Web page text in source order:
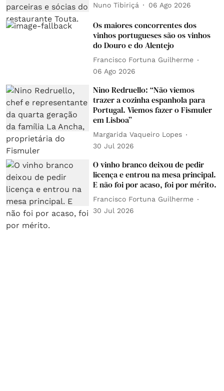
Nuno Tibiriçá 06 Ago 2026
Os maiores concorrentes dos
vinhos portugueses são os vinhos
do Douro e do Alentejo
Francisco Fortuna Guilherme
06 Ago 2026
Nino Redruello: “Não viemos
trazer a cozinha espanhola para
Portugal. Viemos fazer o Fismuler
em Lisboa”
Margarida Vaqueiro Lopes
30 Jul 2026
O vinho branco deixou de pedir
licença e entrou na mesa principal.
E não foi por acaso, foi por mérito.
Francisco Fortuna Guilherme
30 Jul 2026